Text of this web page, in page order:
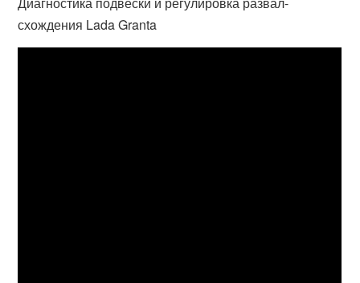
схождения Lada Granta